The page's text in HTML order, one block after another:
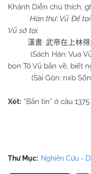
Khánh Diễn chú thích,
Hán thư: Vũ Đế
Vũ sở tại.
漢書: 武帝在上林
(Sách Hán: Vua Vũ
bọn Tô Vũ bắn về, biết
(Sài Gòn: nxb
Xét: “Bắn tin” ở câu
Huỳnh
Quy
Thư Mục: Nghiên Cứu -